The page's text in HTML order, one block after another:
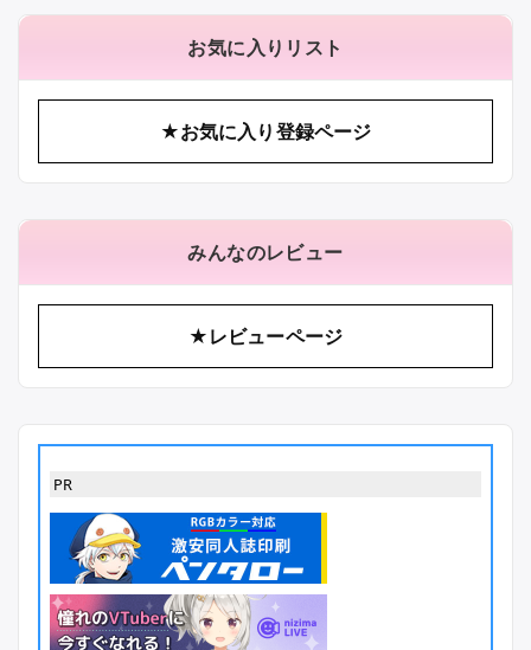
お気に入りリスト
★お気に入り登録ページ
みんなのレビュー
★レビューページ
PR